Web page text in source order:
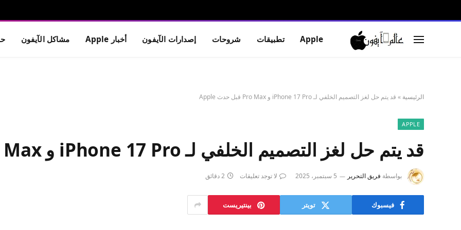
Apple تطبيقات شروحات إصدارات الآيفون أخبار Apple مشاكل الآيفون
الرئيسية » قد يتم حل لغز التصميم الخلفي لـ iPhone 17 Pro و Pro Max قبل حدث Apple
APPLE
قد يتم حل لغز التصميم الخلفي لـ iPhone 17 Pro و Pro Max قبل حدث Apple
بواسطة فريق التحرير 5 سبتمبر، 2025 لا توجد تعليقات 2 دقائق
فيسبوك تويتر بينتيريست